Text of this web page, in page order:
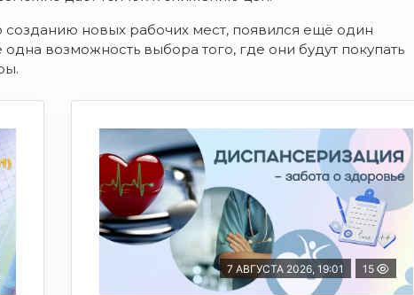
созданию новых рабочих мест, появился ещё один
возможность выбора того, где они будут покупать
7 АВГУСТА 2026, 19:01 15